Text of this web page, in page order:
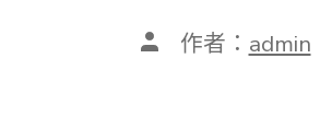
文 作者： admin